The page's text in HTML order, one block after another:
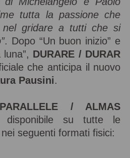
tutta la passione che
nel gridare a tutti che si
. Dopo “Un buon inizio” e
DURARE / DURAR
che anticipa il nuovo
Pausini.
/ ALMAS
su tutte le
seguenti formati fisici: